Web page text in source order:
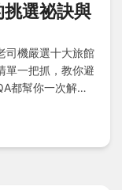
選祕訣與
司機嚴選十大旅館
單一把抓，教你避
都幫你一次解